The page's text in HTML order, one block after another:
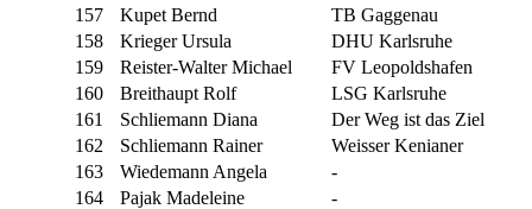
157
Kupet Bernd
TB Gaggenau
158
Krieger Ursula
DHU Karlsruhe
159
Reister-Walter Michael
FV Leopoldshafen
160
Breithaupt Rolf
LSG Karlsruhe
161
Schliemann Diana
Der Weg ist das Ziel
162
Schliemann Rainer
Weisser Kenianer
163
Wiedemann Angela
-
164
Pajak Madeleine
-